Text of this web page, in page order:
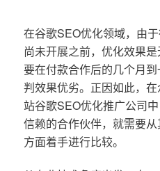
在谷歌SEO优化领域，由
尚未开展之前，优化效果
要在付款合作后的几个月
判效果优劣。正因如此，
站谷歌SEO优化推广公司
信赖的合作伙伴，就需要
方面着手进行比较。